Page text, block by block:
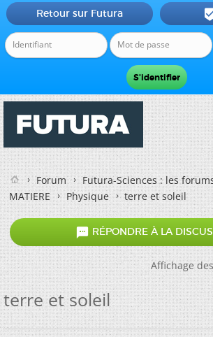
Retour sur Futura
Forum
Futura-Sciences : les
MATIERE
Physique terre et soleil
 RÉPONDRE À LA
Affichage
terre et soleil